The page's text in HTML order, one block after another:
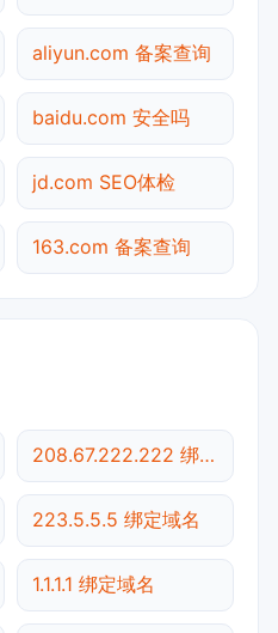
aliyun.com 备案查询
baidu.com 安全吗
jd.com SEO体检
163.com 备案查询
208.67.222.222 绑定域名
223.5.5.5 绑定域名
1.1.1.1 绑定域名